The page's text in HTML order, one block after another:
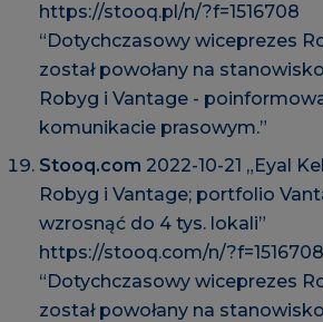
https://stooq.pl/n/?f=1516708
“Dotychczasowy wiceprezes
został powołany na
Robyg i Vantage -
komunikacie prasowym.”
Stooq.com 2022-10-21 „Eyal
Robyg i Vantage; portfolio
wzrosnąć do 4 tys. lokali”
https://stooq.com/n/?f=1516708
“Dotychczasowy wiceprezes
został powołany na